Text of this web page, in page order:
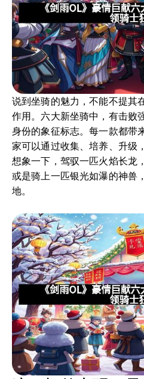
说到坐骑的魅力，不能不提其
作用。六大新坐骑中，有击败
身份的象征标志。每一款都带
家可以通过收集、培养、升级
想象一下，驾驭一匹火焰长龙
或是骑上一匹银光如瀑的神兽
地。